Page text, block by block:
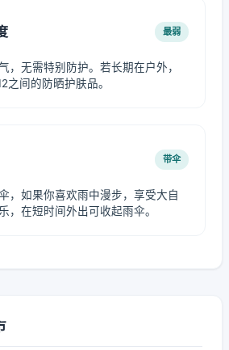
最弱
，无需特别防护。若长期在户外，
之间的防晒护肤品。
带伞
，如果你喜欢雨中漫步，享受大自
，在短时间外出可收起雨伞。